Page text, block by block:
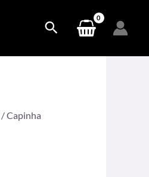
/ Capinha